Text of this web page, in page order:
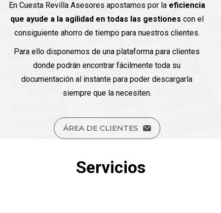
En Cuesta Revilla Asesores apostamos por la eficiencia
que ayude a la agilidad en todas las gestiones con el
consiguiente ahorro de tiempo para nuestros clientes.
Para ello disponemos de una plataforma para clientes
donde podrán encontrar fácilmente toda su
documentación al instante para poder descargarla
siempre que la necesiten.
ÁREA DE CLIENTES
Servicios